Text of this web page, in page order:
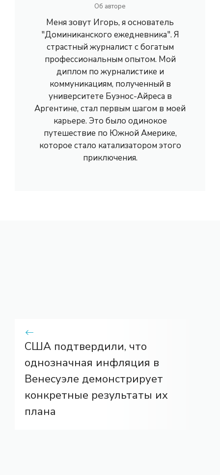
Об авторе
Меня зовут Игорь, я основатель
"Доминиканского ежедневника". Я
страстный журналист с богатым
профессиональным опытом. Мой
диплом по журналистике и
коммуникациям, полученный в
университете Буэнос-Айреса в
Аргентине, стал первым шагом в моей
карьере. Это было одинокое
путешествие по Южной Америке,
которое стало катализатором этого
приключения.
США подтвердили, что
однозначная инфляция в
Венесуэле демонстрирует
конкретные результаты их
плана